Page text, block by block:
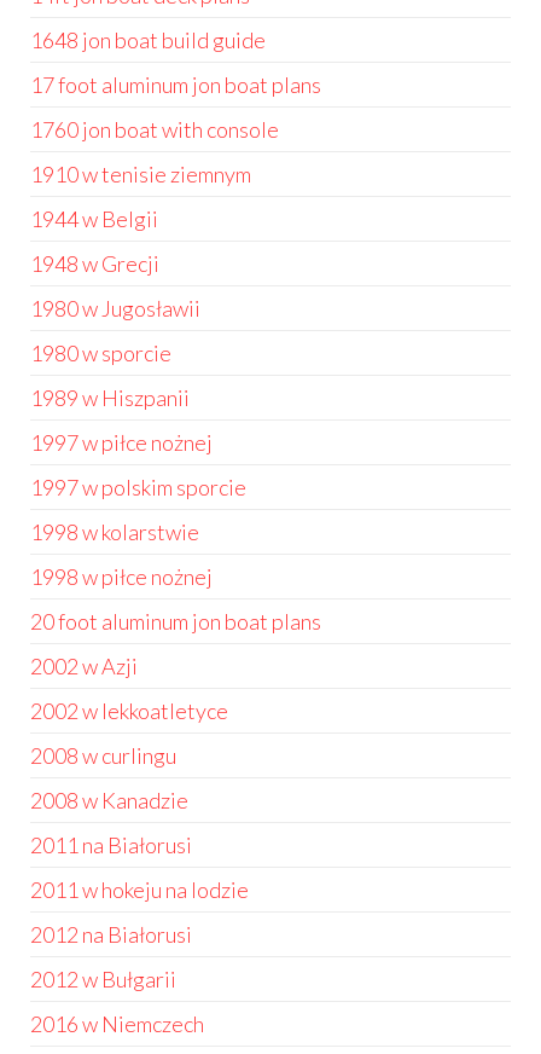
1648 jon boat build guide
17 foot aluminum jon boat plans
1760 jon boat with console
1910 w tenisie ziemnym
1944 w Belgii
1948 w Grecji
1980 w Jugosławii
1980 w sporcie
1989 w Hiszpanii
1997 w piłce nożnej
1997 w polskim sporcie
1998 w kolarstwie
1998 w piłce nożnej
20 foot aluminum jon boat plans
2002 w Azji
2002 w lekkoatletyce
2008 w curlingu
2008 w Kanadzie
2011 na Białorusi
2011 w hokeju na lodzie
2012 na Białorusi
2012 w Bułgarii
2016 w Niemczech